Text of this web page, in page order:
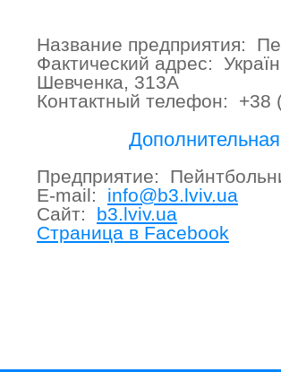
Название предприятия:
Фактический адрес:
Шевченка, 313A
Контактный телефон: +38
Предприятие:
E-mail: info@b3.lviv.ua
Сайт: b3.lviv.ua
Страница в Facebook